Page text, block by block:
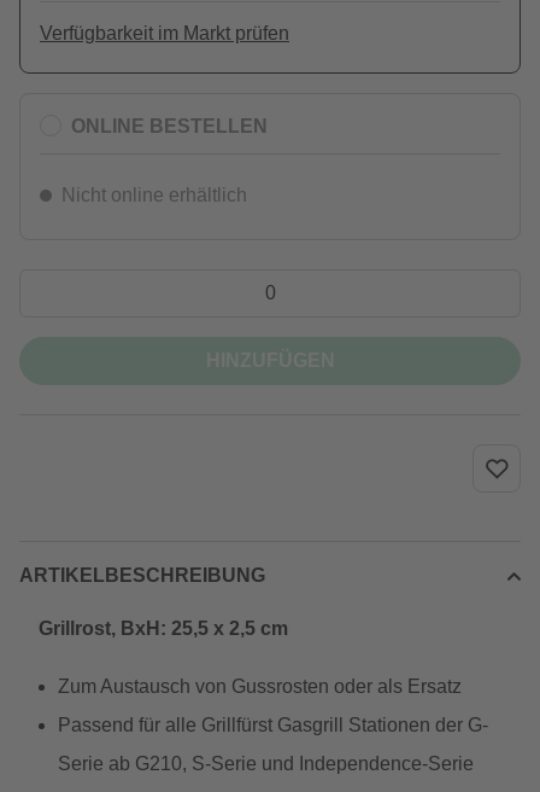
Verfügbarkeit im Markt prüfen
ONLINE BESTELLEN
Nicht online erhältlich
ARTIKELBESCHREIBUNG
Grillrost, BxH: 25,5 x 2,5 cm
Zum Austausch von Gussrosten oder als Ersatz
Passend für alle Grillfürst Gasgrill Stationen der G-
Serie ab G210, S-Serie und Independence-Serie